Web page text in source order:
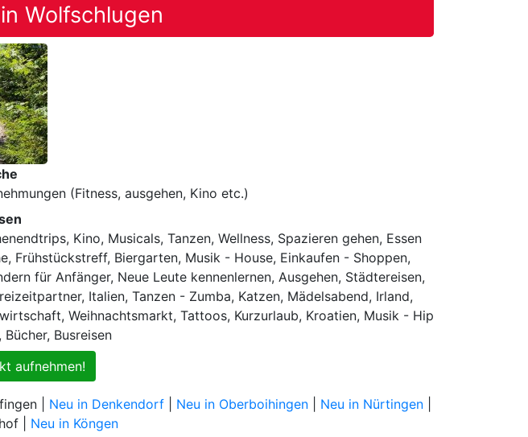
Wolfschlugen
(Fitness, ausgehen, Kino etc.)
Kino, Musicals, Tanzen, Wellness, Spazieren gehen, Essen
Frühstückstreff, Biergarten, Musik - House, Einkaufen - Shoppen,
für Anfänger, Neue Leute kennenlernen, Ausgehen, Städtereisen,
Italien, Tanzen - Zumba, Katzen, Mädelsabend, Irland,
Weihnachtsmarkt, Tattoos, Kurzurlaub, Kroatien, Musik - Hip
Busreisen
aufnehmen!
| Neu in Denkendorf Neu in Oberboihingen Neu in Nürtingen
| Neu in Köngen